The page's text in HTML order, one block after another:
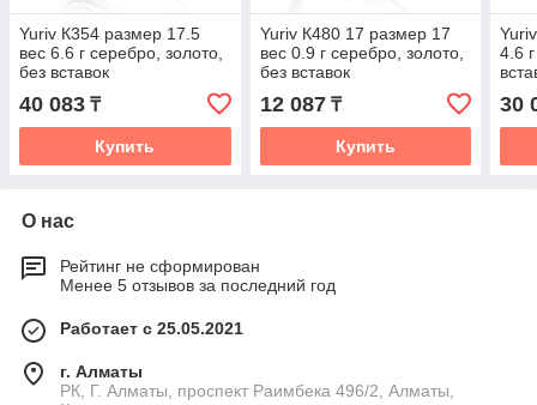
Yuriv К354 размер 17.5
вес 6.6 г серебро, золото,
без вставок
40 083 ₸
Купить
Yuriv К480 17 размер 17
вес 0.9 г серебро, золото,
без вставок
12 087₸
Купить
4.6
30
О нас
Рейтинг не сформирован
Менее 5 отзывов за последний год
Работает с 25.05.2021
г. Алматы
РК, Г. Алматы, проспект Раимбека 496/2, Алматы,